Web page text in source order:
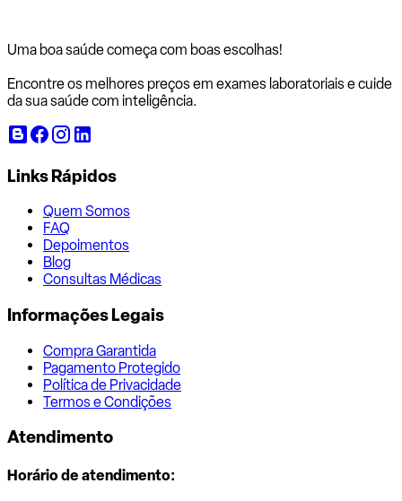
Uma boa saúde começa com boas escolhas!
Encontre os melhores preços em exames laboratoriais e cuide
da sua saúde com inteligência.
Links Rápidos
Quem Somos
FAQ
Depoimentos
Blog
Consultas Médicas
Informações Legais
Compra Garantida
Pagamento Protegido
Política de Privacidade
Termos e Condições
Atendimento
Horário de atendimento: